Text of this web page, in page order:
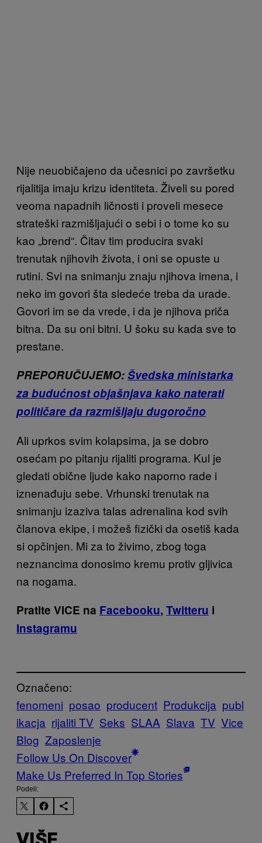
Nije neuobičajeno da učesnici po završetku
rijalitija imaju krizu identiteta. Živeli su pored
veoma napadnih ličnosti i proveli mesece
strateški razmišljajući o sebi i o tome ko su
kao „brend“. Čitav tim producira svaki
trenutak njihovih života, i oni se opuste u
rutini. Svi na snimanju znaju njihova imena, i
neko im govori šta sledeće treba da urade.
Govori im se da vrede, i da je njihova priča
bitna. Da su oni bitni. U šoku su kada sve to
prestane.
PREPORUČUJEMO:Švedska ministarka
za budućnost objašnjava kako naterati
političare da razmišljaju dugoročno
Ali uprkos svim kolapsima, ja se dobro
osećam po pitanju rijaliti programa. Kul je
gledati obične ljude kako naporno rade i
iznenađuju sebe. Vrhunski trenutak na
snimanju izaziva talas adrenalina kod svih
članova ekipe, i možeš fizički da osetiš kada
si opčinjen. Mi za to živimo, zbog toga
neznancima donosimo kremu protiv gljivica
na nogama.
Pratite VICE na Facebooku, Twitteru i
Instagramu
Označeno:
fenomeni posao producent Produkcija publ
ikacja rijaliti TV Seks SLAA Slava TV Vice
Blog Zaposlenje
Follow Us On Discover
Make Us Preferred In Top Stories
Podeli: